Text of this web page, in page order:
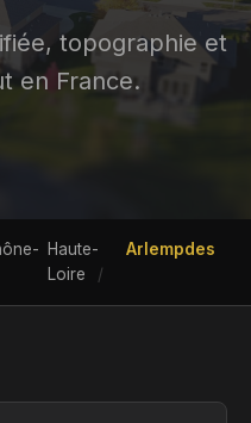
topographie et
en France.
Haute-
Loire
Arlempdes